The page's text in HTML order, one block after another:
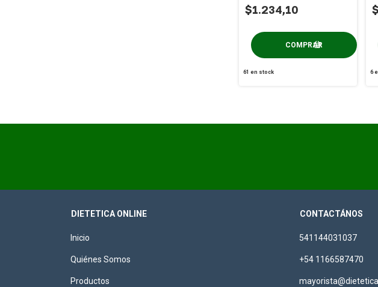
$1.234,10
61 en stock 6
DIETETICA ONLINE
Inicio
Quiénes Somos
Productos
CONTACTÁNOS
541144031037
+54 1166587470